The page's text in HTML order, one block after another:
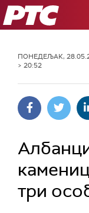
РТС
ПОНЕДЕЉАК,
> 20:52
три